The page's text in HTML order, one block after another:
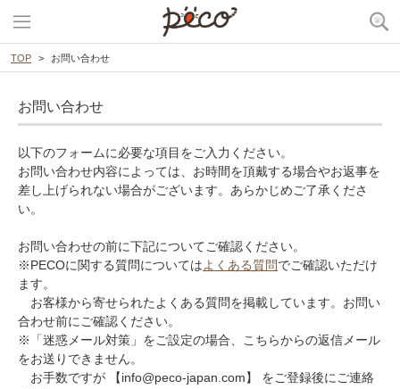
TOP お問い合わせ
お問い合わせ
以下のフォームに必要な項目をご入力ください。
お問い合わせ内容によっては、お時間を頂戴する場合やお返事を
差し上げられない場合がございます。あらかじめご了承くださ
い。
お問い合わせの前に下記についてご確認ください。
※PECOに関する質問についてはよくある質問でご確認いただけ
ます。
お客様から寄せられたよくある質問を掲載しています。お問い
合わせ前にご確認ください。
※「迷惑メール対策」をご設定の場合、こちらからの返信メール
をお送りできません。
お手数ですが 【info@peco-japan.com】 をご登録後にご連絡